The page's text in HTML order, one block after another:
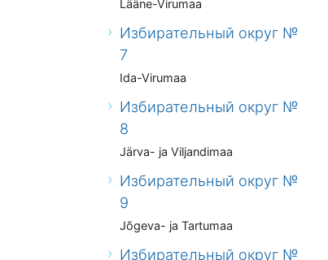
Lääne-Virumaa
Избирательный округ №
7
Ida-Virumaa
Избирательный округ №
8
Järva- ja Viljandimaa
Избирательный округ №
9
Jõgeva- ja Tartumaa
Избирательный округ №